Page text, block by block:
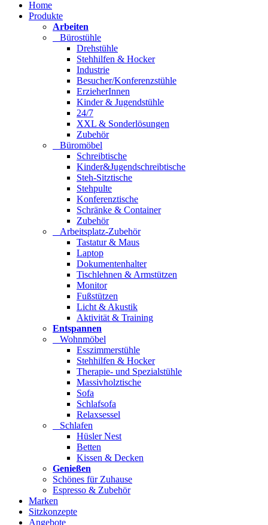
Home
Produkte
Arbeiten
Bürostühle
Drehstühle
Stehhilfen & Hocker
Industrie
Besucher/Konferenzstühle
ErzieherInnen
Kinder & Jugendstühle
24/7
XXL & Sonderlösungen
Zubehör
Büromöbel
Schreibtische
Kinder&Jugendschreibtische
Steh-Sitztische
Stehpulte
Konferenztische
Schränke & Container
Zubehör
Arbeitsplatz-Zubehör
Tastatur & Maus
Laptop
Dokumentenhalter
Tischlehnen & Armstützen
Monitor
Fußstützen
Licht & Akustik
Aktivität & Training
Entspannen
Wohnmöbel
Esszimmerstühle
Stehhilfen & Hocker
Therapie- und Spezialstühle
Massivholztische
Sofa
Schlafsofa
Relaxsessel
Schlafen
Hüsler Nest
Betten
Kissen & Decken
Genießen
Schönes für Zuhause
Espresso & Zubehör
Marken
Sitzkonzepte
Angebote